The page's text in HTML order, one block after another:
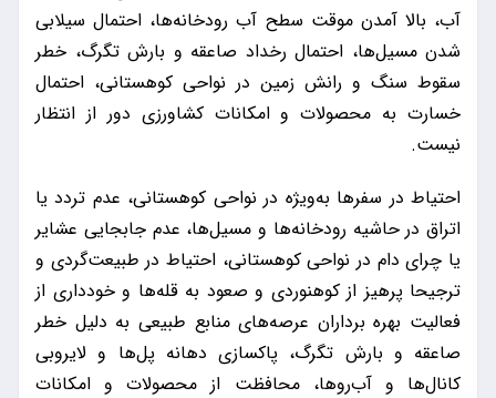
آب، بالا آمدن موقت سطح آب رودخانه‌ها، احتمال سیلابی
شدن مسیل‌ها، احتمال رخداد صاعقه و بارش تگرگ، خطر
سقوط سنگ و رانش زمین در نواحی کوهستانی، احتمال
خسارت به محصولات و امکانات کشاورزی دور از انتظار
نیست.
احتیاط در سفرها به‌ویژه در نواحی کوهستانی، عدم تردد یا
اتراق در حاشیه رودخانه‌ها و مسیل‌ها، عدم جابجایی عشایر
یا چرای دام در نواحی کوهستانی، احتیاط در طبیعت‌گردی و
ترجیحا پرهیز از کوهنوردی و صعود به قله‌ها و خودداری از
فعالیت بهره برداران عرصه‌های منابع طبیعی به دلیل خطر
صاعقه و بارش تگرگ، پاکسازی دهانه پل‌ها و لایروبی
کانال‌ها و آب‌روها، محافظت از محصولات و امکانات